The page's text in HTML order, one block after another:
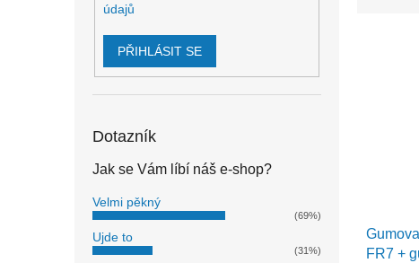
údajů
PŘIHLÁSIT SE
Dotazník
Jak se Vám líbí náš e-shop?
Velmi pěkný
(69%)
Ujde to
(31%)
FR7 +